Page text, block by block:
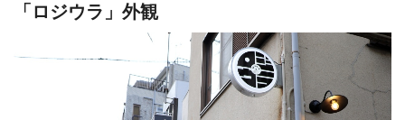
「ロジウラ」外観